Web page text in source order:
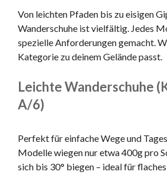
Von leichten Pfaden bis zu eisigen
Wanderschuhe ist vielfältig. Jedes
spezielle Anforderungen gemacht.
Kategorie zu deinem Gelände passt.
Leichte Wanderschuhe
A/6)
Perfekt für einfache Wege und
Modelle wiegen nur etwa 400g pro
sich bis 30° biegen – ideal für